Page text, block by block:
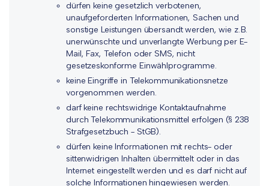
dürfen keine gesetzlich verbotenen,
unaufgeforderten Informationen, Sachen und
sonstige Leistungen übersandt werden, wie z.B.
unerwünschte und unverlangte Werbung per E-
Mail, Fax, Telefon oder SMS, nicht
gesetzeskonforme Einwählprogramme.
keine Eingriffe in Telekommunikationsnetze
vorgenommen werden.
darf keine rechtswidrige Kontaktaufnahme
durch Telekommunikationsmittel erfolgen (§ 238
Strafgesetzbuch - StGB).
dürfen keine Informationen mit rechts- oder
sittenwidrigen Inhalten übermittelt oder in das
Internet eingestellt werden und es darf nicht auf
solche Informationen hingewiesen werden.